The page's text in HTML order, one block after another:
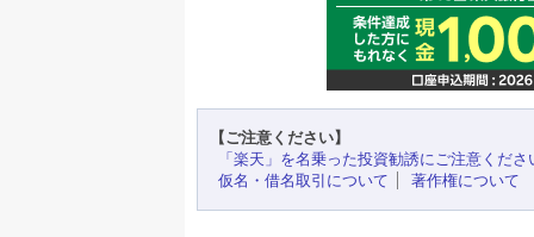
【ご注意ください】
「楽天」を名乗った投資勧誘にご注意くださ
仮名・借名取引について
著作権について